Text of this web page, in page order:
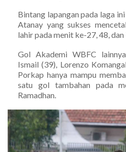
Bintang lapangan pada laga
Atanay yang sukses
lahir pada menit ke-27, 48, dan
Gol Akademi WBFC
Ismail (39), Lorenzo
Porkap hanya mampu
satu gol tambahan pada
Ramadhan.